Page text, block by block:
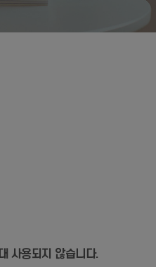
사용되지 않습니다.